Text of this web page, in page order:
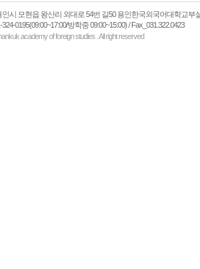
인시 모현읍 왕산리 외대로 54번 길50 용인한국외국어대학교부
0195(09:00~17:00/방학중 09:00~15:00) / Fax_031.322.0423
academy of foreign studies . All right reserved